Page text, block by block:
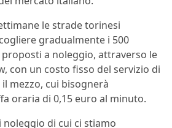
le strade torinesi
gradualmente i 500
a noleggio, attraverso le
con un costo fisso del servizio di
mezzo, cui bisognerà
oraria di 0,15 euro al minuto.
noleggio di cui ci stiamo